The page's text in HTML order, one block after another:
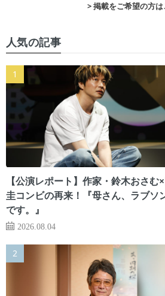
> 掲載をご希望の方
人気の記事
【公演レポート】作家・鈴木おさむ
圭コンビの再来！『母さん、ラブソ
です。』
2026.08.04